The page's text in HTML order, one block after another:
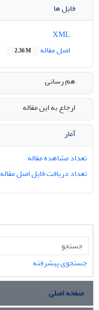
فایل ها
اصل مقاله
2.36 M
هم رسانی
ارجاع به این مقاله
آمار
تعداد مشاهده مقاله
تعداد دریافت فایل اصل مقاله
جستجوی پیشرفته
صفحه اصلی